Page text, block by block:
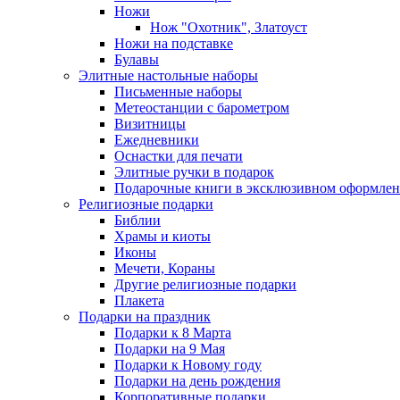
Ножи
Нож "Охотник", Златоуст
Ножи на подставке
Булавы
Элитные настольные наборы
Письменные наборы
Метеостанции с барометром
Визитницы
Ежедневники
Оснастки для печати
Элитные ручки в подарок
Подарочные книги в эксклюзивном
Религиозные подарки
Библии
Храмы и киоты
Иконы
Мечети, Кораны
Другие религиозные подарки
Плакета
Подарки на праздник
Подарки к 8 Марта
Подарки на 9 Мая
Подарки к Новому году
Подарки на день рождения
Корпоративные подарки